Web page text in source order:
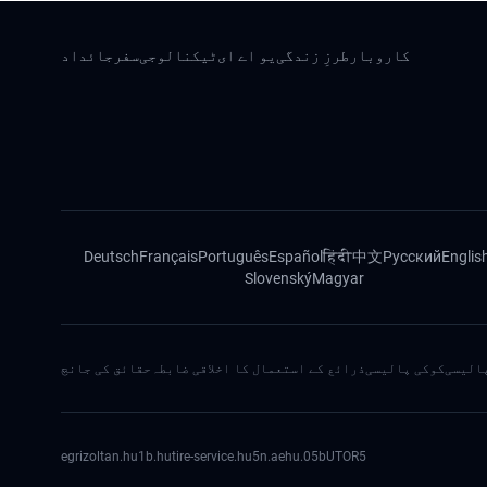
کاروبار طرزِ زندگی یو اے ایٹیکنالوجیسفر جائداد
Русский
中文
हिंदी
Español
Português
Français
Deutsch
Magyar
Slovenský
کوکی پالیسی ذرائع کے استعمال کا اخلاقی ضابطہ حقائق کی جانچ
bUTOR5
05.hu
5n.ae
tire-service.hu
1b.hu
egrizoltan.hu